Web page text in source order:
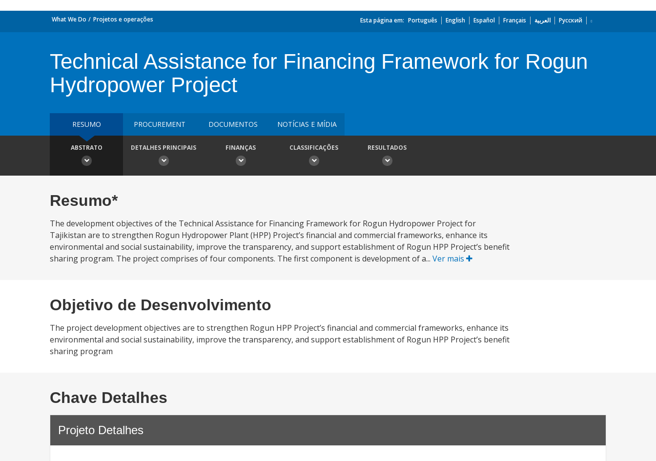
What We Do Projetos e operações Esta página em: Português English Español Français العربية Русский
Technical Assistance for Financing Framework for Rogun
Hydropower Project
RESUMO PROCUREMENT DOCUMENTOS NOTÍCIAS E MÍDIA
ABSTRATO DETALHES PRINCIPAIS FINANÇAS CLASSIFICAÇÕES RESULTADOS
Resumo*
The development objectives of the Technical Assistance for Financing Framework for Rogun Hydropower Project for
Tajikistan are to strengthen Rogun Hydropower Plant (HPP) Project’s financial and commercial frameworks, enhance its
environmental and social sustainability, improve the transparency, and support establishment of Rogun HPP Project’s benefit
sharing program. The project comprises of four components. The first component is development of a... Ver mais
Objetivo de Desenvolvimento
The project development objectives are to strengthen Rogun HPP Project’s financial and commercial frameworks, enhance its
environmental and social sustainability, improve the transparency, and support establishment of Rogun HPP Project’s benefit
sharing program
Chave Detalhes
Projeto Detalhes